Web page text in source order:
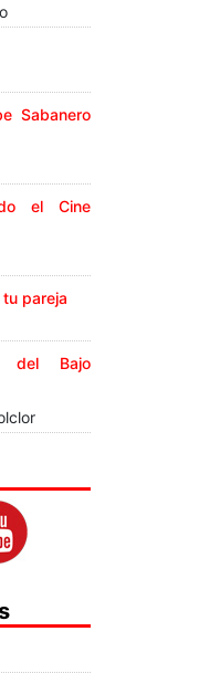
Sabanero
el Cine
pareja
del Bajo